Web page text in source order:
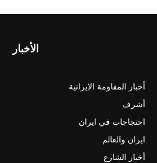
الأخبار
أخبار المقاومة الايرانية
أشرف
احتجاجات في ايران
ايران والعالم
أخبار الشارع